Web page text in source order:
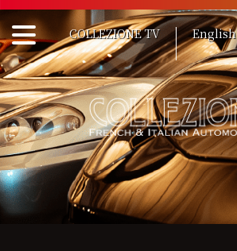
Skip
to
content
COLLEZIONE TV
English